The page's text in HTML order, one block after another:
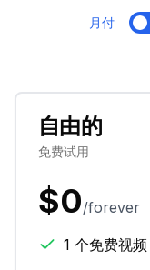
月付
自由的
免费试用
$0/forever
1 个免费视频